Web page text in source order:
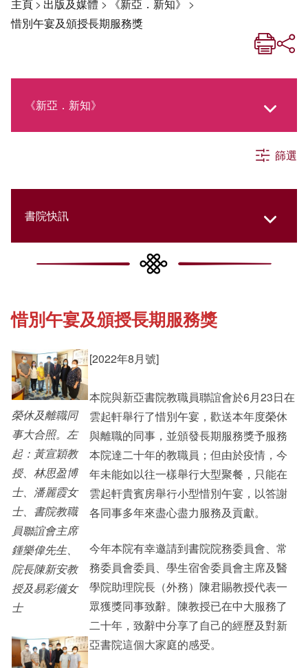
主頁> 出版及媒體 > 《新亞．新知》 >
惜別午宴及頒授長期服務獎
《新亞．新知》
社交媒體專欄
《新亞簡訊》
《新亞書院概覽》
其他書院出版
新亞影集
影片庫
篩選
書院快訊
Cultural Topics
Student Development
Staff Engagement
Alumni Connections
惜別午宴及頒授長期服務獎
榮休及離職同
事大合照。左
起：黃宣穎教
授、林思盈博
士、潘麗霞女
士、書院教職
員聯誼會主席
鍾樂偉先生、
院長陳新安教
授及易彩儀女
士
[2022年8月號]
本院與新亞書院教職員聯誼會於6月23日在
雲起軒舉行了惜別午宴，歡送本年度榮休
與離職的同事，並頒發長期服務獎予服務
本院達二十年的教職員；但由於疫情，今
年未能如以往一樣舉行大型聚餐，只能在
雲起軒貴賓房舉行小型惜別午宴，以答謝
各同事多年來盡心盡力服務及貢獻。
今年本院有幸邀請到書院院務委員會、常
務委員會委員、學生宿舍委員會主席及醫
學院助理院長（外務）陳君賜教授代表一
眾獲獎同事致辭。陳教授已在中大服務了
二十年，致辭中分享了自己的經歷及對新
亞書院這個大家庭的感受。